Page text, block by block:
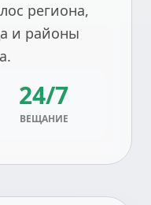
региона,
и районы
24/7
ВЕЩАНИЕ